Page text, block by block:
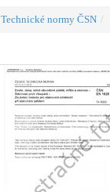
Technické normy ČSN